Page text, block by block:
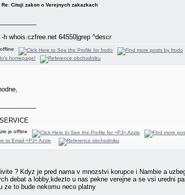
Re: Cituji zakon o Verejnych zakazkach
h whois.czfree.net 64550|grep ^descr
? Kdyz je pred nama v mnozstvi korupce i Nambie a
debat a lobby,kdezto u nas pekne verejne a se vsi uredni
ze to bude nekomu neco platny